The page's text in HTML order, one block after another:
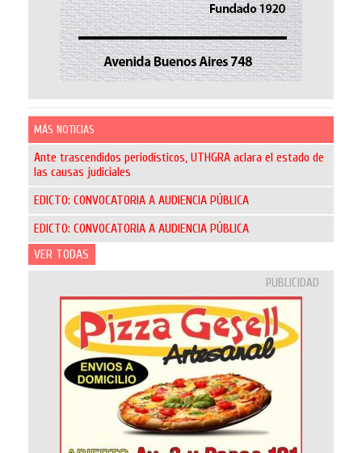
MÁS NOTICIAS
Ante trascendidos periodísticos, UTHGRA aclara el estado de
las causas judiciales
EDICTO: CONVOCATORIA A AUDIENCIA PÚBLICA
EDICTO: CONVOCATORIA A AUDIENCIA PÚBLICA
VER TODAS
PUBLICIDAD